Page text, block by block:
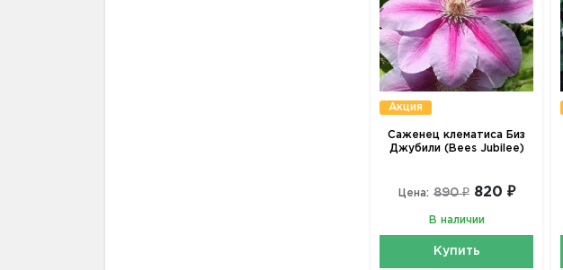
Акция
Саженец клематиса Биз
Джубили (Bees Jubilee)
Цена: 890 ₽ 820 ₽
В наличии
Купить